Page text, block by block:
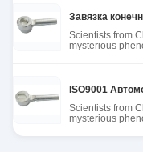
Завязка
Scientists from
mysterious
ISO9001
Scientists from
mysterious